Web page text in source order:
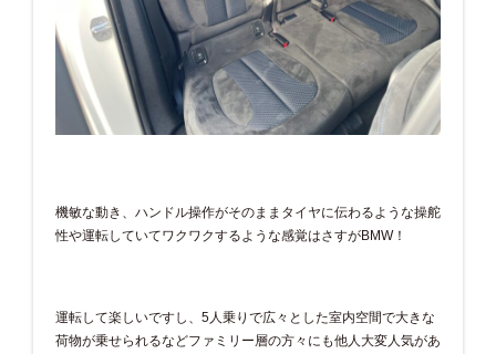
機敏な動き、ハンドル操作がそのままタイヤに伝わるような操舵
性や運転していてワクワクするような感覚はさすがBMW！
運転して楽しいですし、5人乗りで広々とした室内空間で大きな
荷物が乗せられるなどファミリー層の方々にも他人大変人気があ